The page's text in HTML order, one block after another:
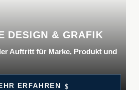
DESIGN & GRAFIK
Auftritt für Marke, Produkt und
ERFAH­REN